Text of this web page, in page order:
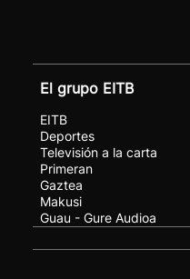
El grupo EITB
EITB
Deportes
Televisión a la carta
Primeran
Gaztea
Makusi
Guau - Gure Audioa